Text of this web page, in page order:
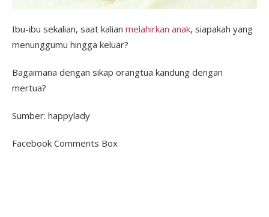
Ibu-ibu sekalian, saat kalian melahirkan anak, siapakah yang
menunggumu hingga keluar?
Bagaimana dengan sikap orangtua kandung dengan
mertua?
Sumber: happylady
Facebook Comments Box